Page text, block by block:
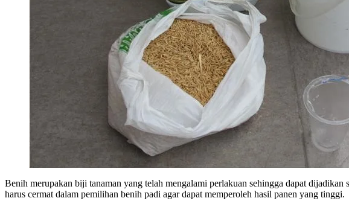
Benih merupakan biji tanaman yang telah mengalami perlakuan sehingga dapat
harus cermat dalam pemilihan benih padi agar dapat memperoleh hasil panen yang tinggi.